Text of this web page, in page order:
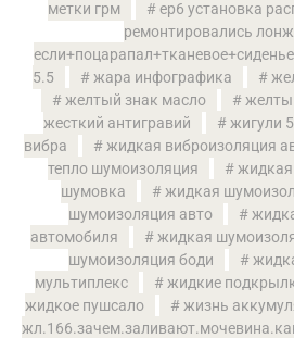
метки грм ер6 установка
ремонтировались
5.5
жара инфографика
желтый знак масло
жесткий антигравий
жигули
вибра
жидкая виброизоляция
тепло шумоизоляция
шумовка
жидкая
шумоизоляция авто
автомобиля
жидкая
шумоизоляция боди
мультиплекс
жидкие
жидкое пушсало
жизнь